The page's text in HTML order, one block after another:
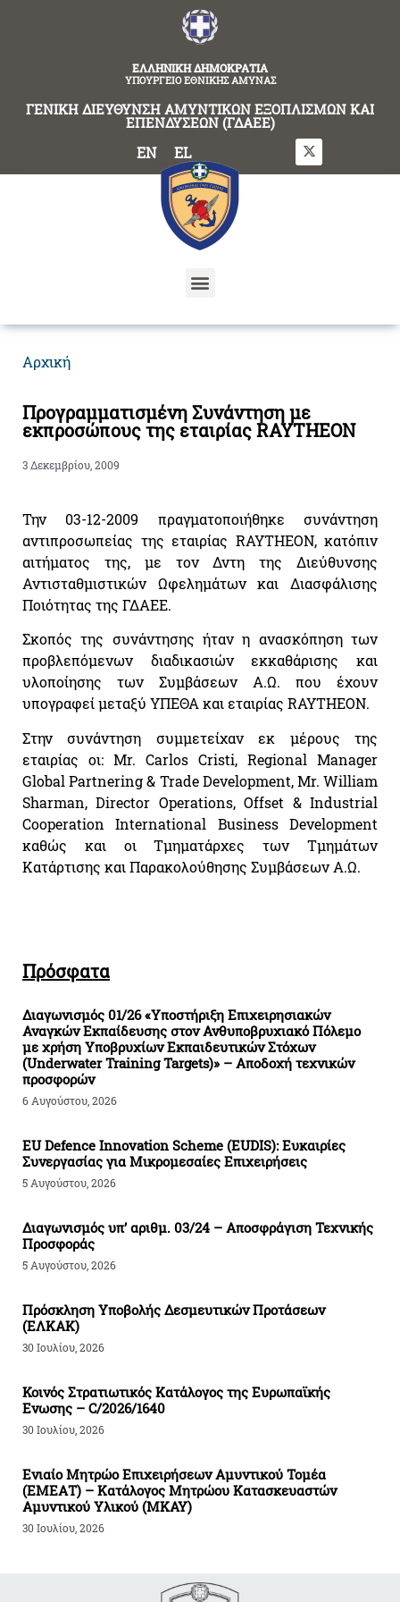
ΕΛΛΗΝΙΚΗ ΔΗΜΟΚΡΑΤΙΑ
ΥΠΟΥΡΓΕΙΟ ΕΘΝΙΚΗΣ ΑΜΥΝΑΣ
ΓΕΝΙΚΗ ΔΙΕΥΘΥΝΣΗ ΑΜΥΝΤΙΚΩΝ ΕΞΟΠΛΙΣΜΩΝ ΚΑΙ
ΕΠΕΝΔΥΣΕΩΝ (ΓΔΑΕΕ)
EN EL
Αρχική
Προγραμματισμένη Συνάντηση με
εκπροσώπους της εταιρίας RAYTHEON
3 Δεκεμβρίου, 2009
Την 03-12-2009 πραγματοποιήθηκε συνάντηση
αντιπροσωπείας της εταιρίας RAYTHEON, κατόπιν
αιτήματος της, με τον Δντη της Διεύθυνσης
Αντισταθμιστικών Ωφελημάτων και Διασφάλισης
Ποιότητας της ΓΔΑΕΕ.
Σκοπός της συνάντησης ήταν η ανασκόπηση των
προβλεπόμενων διαδικασιών εκκαθάρισης και
υλοποίησης των Συμβάσεων Α.Ω. που έχουν
υπογραφεί μεταξύ ΥΠΕΘΑ και εταιρίας RAYTHEON.
Στην συνάντηση συμμετείχαν εκ μέρους της
εταιρίας οι: Mr. Carlos Cristi, Regional Manager
Global Partnering & Trade Development, Mr. William
Sharman, Director Operations, Offset & Industrial
Cooperation International Business Development
καθώς και οι Τμηματάρχες των Τμημάτων
Κατάρτισης και Παρακολούθησης Συμβάσεων Α.Ω.
Πρόσφατα
Διαγωνισμός 01/26 «Υποστήριξη Επιχειρησιακών
Αναγκών Εκπαίδευσης στον Ανθυποβρυχιακό Πόλεμο
με χρήση Υποβρυχίων Εκπαιδευτικών Στόχων
(Underwater Training Targets)» – Αποδοχή τεχνικών
προσφορών
6 Αυγούστου, 2026
EU Defence Innovation Scheme (EUDIS): Ευκαιρίες
Συνεργασίας για Μικρομεσαίες Επιχειρήσεις
5 Αυγούστου, 2026
Διαγωνισμός υπ’ αριθμ. 03/24 – Αποσφράγιση Τεχνικής
Προσφοράς
5 Αυγούστου, 2026
Πρόσκληση Υποβολής Δεσμευτικών Προτάσεων
(ΕΛΚΑΚ)
30 Ιουλίου, 2026
Κοινός Στρατιωτικός Κατάλογος της Ευρωπαϊκής
Ενωσης – C/2026/1640
30 Ιουλίου, 2026
Ενιαίο Μητρώο Επιχειρήσεων Αμυντικού Τομέα
(ΕΜΕΑΤ) – Κατάλογος Μητρώου Κατασκευαστών
Αμυντικού Υλικού (ΜΚΑΥ)
30 Ιουλίου, 2026